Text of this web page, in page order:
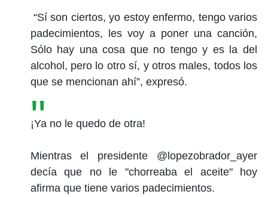
“Sí son ciertos, yo estoy enfermo, tengo varios
padecimientos, les voy a poner una canción,
Sólo hay una cosa que no tengo y es la del
alcohol, pero lo otro sí, y otros males, todos los
que se mencionan ahí”, expresó.
¡Ya no le quedo de otra!
Mientras el presidente @lopezobrador_ayer
decía que no le "chorreaba el aceite" hoy
afirma que tiene varios padecimientos.